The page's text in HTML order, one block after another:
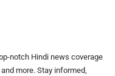
notch Hindi news coverage
more. Stay informed,